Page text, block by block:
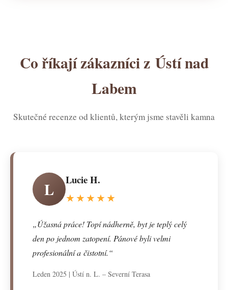
Co říkají zákazníci z Ústí nad
Labem
Skutečné recenze od klientů, kterým jsme stavěli kamna
L
Lucie H.
★★★★★
„Úžasná práce! Topí nádherně, byt je teplý celý
den po jednom zatopení. Pánové byli velmi
profesionální a čistotní.“
Leden 2025 | Ústí n. L. – Severní Terasa